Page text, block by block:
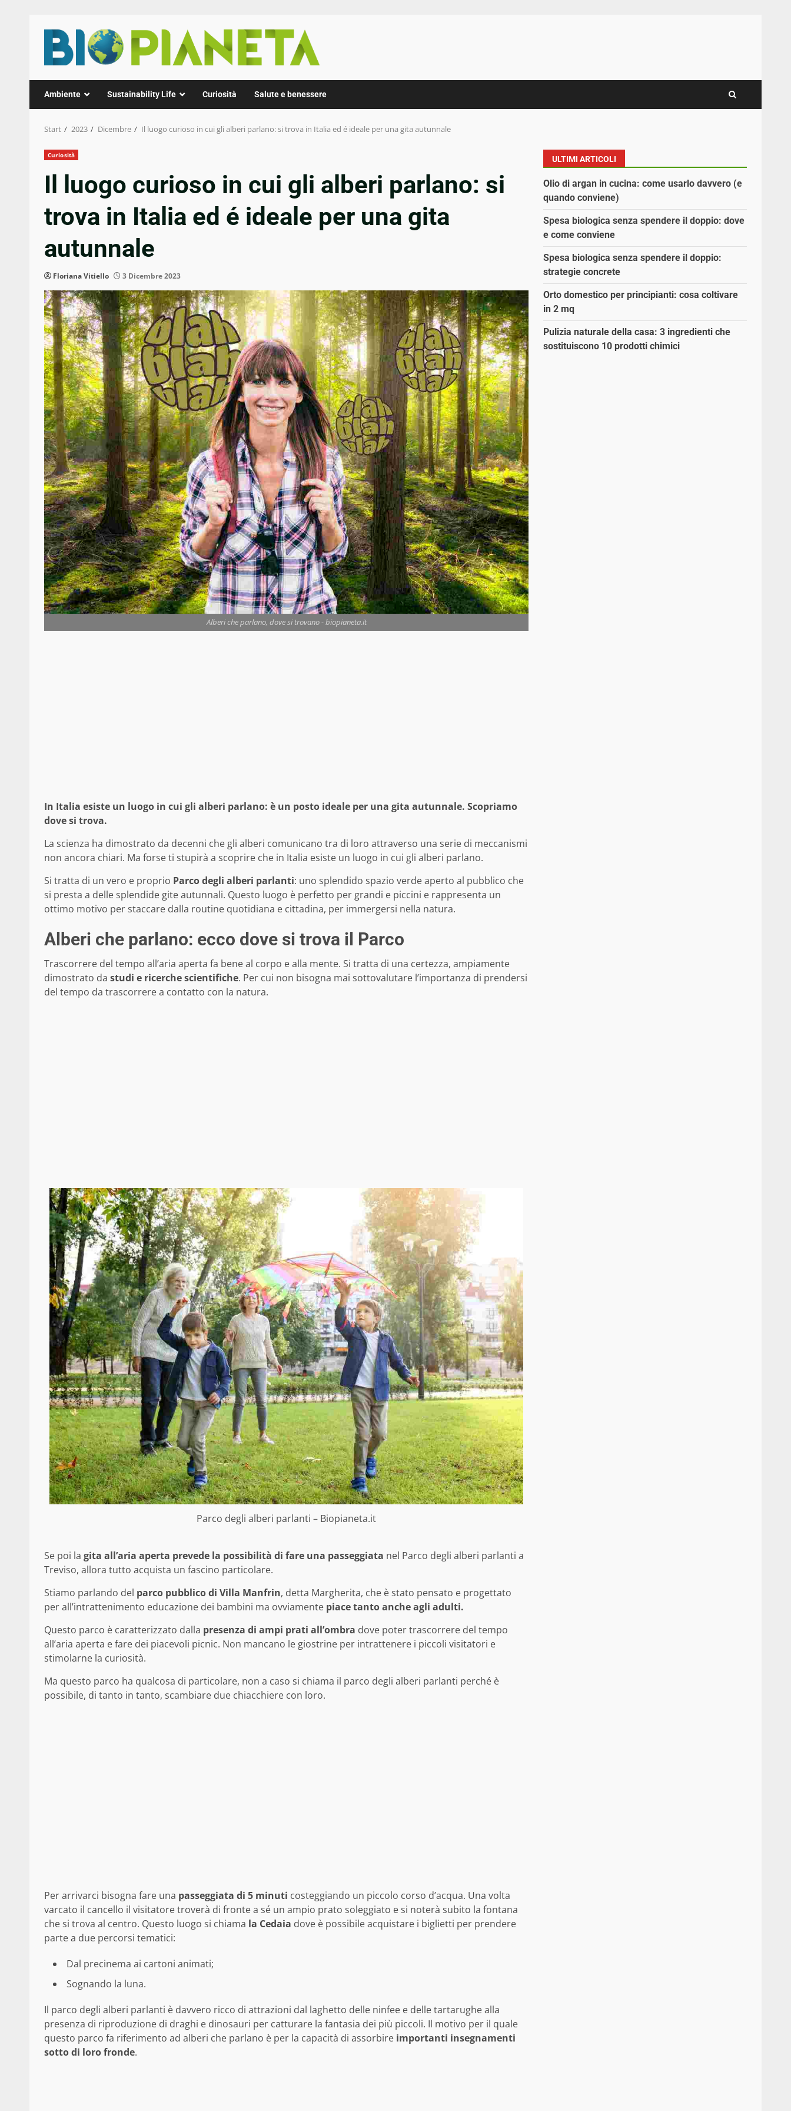
Inhalt
springen
Ambiente Sustainability Life Curiosità Salute e benessere
Start 2023 Dicembre Il luogo curioso in cui gli alberi parlano: si trova in Italia ed é ideale per una gita autunnale
Curiosità
Il luogo curioso in cui gli alberi parlano: si
trova in Italia ed é ideale per una gita
autunnale
Floriana Vitiello 3 Dicembre 2023
Alberi che parlano, dove si trovano - biopianeta.it
In Italia esiste un luogo in cui gli alberi parlano: è un posto ideale per una gita autunnale. Scopriamo
dove si trova.
La scienza ha dimostrato da decenni che gli alberi comunicano tra di loro attraverso una serie di meccanismi
non ancora chiari. Ma forse ti stupirà a scoprire che in Italia esiste un luogo in cui gli alberi parlano.
Si tratta di un vero e proprio Parco degli alberi parlanti: uno splendido spazio verde aperto al pubblico che
si presta a delle splendide gite autunnali. Questo luogo è perfetto per grandi e piccini e rappresenta un
ottimo motivo per staccare dalla routine quotidiana e cittadina, per immergersi nella natura.
Alberi che parlano: ecco dove si trova il Parco
Trascorrere del tempo all’aria aperta fa bene al corpo e alla mente. Si tratta di una certezza, ampiamente
dimostrato da studi e ricerche scientifiche. Per cui non bisogna mai sottovalutare l’importanza di prendersi
del tempo da trascorrere a contatto con la natura.
Parco degli alberi parlanti – Biopianeta.it
Se poi la gita all’aria aperta prevede la possibilità di fare una passeggiata nel Parco degli alberi parlanti a
Treviso, allora tutto acquista un fascino particolare.
Stiamo parlando del parco pubblico di Villa Manfrin, detta Margherita, che è stato pensato e progettato
per all’intrattenimento educazione dei bambini ma ovviamente piace tanto anche agli adulti.
Questo parco è caratterizzato dalla presenza di ampi prati all’ombra dove poter trascorrere del tempo
all’aria aperta e fare dei piacevoli picnic. Non mancano le giostrine per intrattenere i piccoli visitatori e
stimolarne la curiosità.
Ma questo parco ha qualcosa di particolare, non a caso si chiama il parco degli alberi parlanti perché è
possibile, di tanto in tanto, scambiare due chiacchiere con loro.
Per arrivarci bisogna fare una passeggiata di 5 minuti costeggiando un piccolo corso d’acqua. Una volta
varcato il cancello il visitatore troverà di fronte a sé un ampio prato soleggiato e si noterà subito la fontana
che si trova al centro. Questo luogo si chiama la Cedaia dove è possibile acquistare i biglietti per prendere
parte a due percorsi tematici:
Dal precinema ai cartoni animati;
Sognando la luna.
Il parco degli alberi parlanti è davvero ricco di attrazioni dal laghetto delle ninfee e delle tartarughe alla
presenza di riproduzione di draghi e dinosauri per catturare la fantasia dei più piccoli. Il motivo per il quale
questo parco fa riferimento ad alberi che parlano è per la capacità di assorbire importanti insegnamenti
sotto di loro fronde.
ULTIMI ARTICOLI
Olio di argan in cucina: come usarlo davvero (e
quando conviene)
Spesa biologica senza spendere il doppio: dove
e come conviene
Spesa biologica senza spendere il doppio:
strategie concrete
Orto domestico per principianti: cosa coltivare
in 2 mq
Pulizia naturale della casa: 3 ingredienti che
sostituiscono 10 prodotti chimici